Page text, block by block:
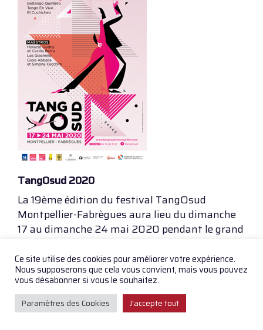
TangOsud 2020
La 19ème édition du festival TangOsud
Montpellier-Fabrègues aura lieu du dimanche
17 au dimanche 24 mai 2020 pendant le grand
Sous l’emblème des flamants roses, TangOsud
vous invite, comme chaque année, à découvrir
notre belle région en dansant ! Avec possibilité
de logements à petit prix !
Pour cette édition, TangOsud invite les
Ce site utilise des cookies pour améliorer votre expérience.
Nous supposerons que cela vous convient, mais vous pouvez
vous désabonner si vous le souhaitez.
Paramètres des Cookies J'accepte tout